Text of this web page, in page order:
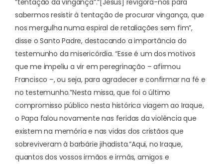
sabermos resistir à tentação de procurar vingança, que
nos mergulha numa espiral de retaliações sem fim”,
disse o Santo Padre, destacando a importância do
testemunho da misericórdia. “Esse é um dos motivos
que me impeliu a vir em peregrinação – afirmou
Francisco –, ou seja, para agradecer e confirmar na fé e
no testemunho.”Nesta missa, que foi o último
compromisso público nesta histórica viagem ao Iraque,
o Papa falou novamente nas feridas da violência que
existem na memória e nas vidas dos cristãos que
sobreviveram à barbárie jihadista.“Aqui, no Iraque,
quantos dos vossos irmãos e irmãs, amigos e